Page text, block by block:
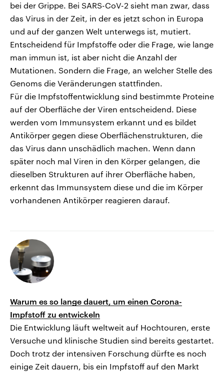
bei der Grippe. Bei SARS-CoV-2 sieht man zwar, dass
das Virus in der Zeit, in der es jetzt schon in Europa
und auf der ganzen Welt unterwegs ist, mutiert.
Entscheidend für Impfstoffe oder die Frage, wie lange
man immun ist, ist aber nicht die Anzahl der
Mutationen. Sondern die Frage, an welcher Stelle des
Genoms die Veränderungen stattfinden.
Für die Impfstoffentwicklung sind bestimmte Proteine
auf der Oberfläche der Viren entscheidend. Diese
werden vom Immunsystem erkannt und es bildet
Antikörper gegen diese Oberflächenstrukturen, die
das Virus dann unschädlich machen. Wenn dann
später noch mal Viren in den Körper gelangen, die
dieselben Strukturen auf ihrer Oberfläche haben,
erkennt das Immunsystem diese und die im Körper
vorhandenen Antikörper reagieren darauf.
Warum es so lange dauert, um einen Corona-
Impfstoff zu entwickeln
Die Entwicklung läuft weltweit auf Hochtouren, erste
Versuche und klinische Studien sind bereits gestartet.
Doch trotz der intensiven Forschung dürfte es noch
einige Zeit dauern, bis ein Impfstoff auf den Markt